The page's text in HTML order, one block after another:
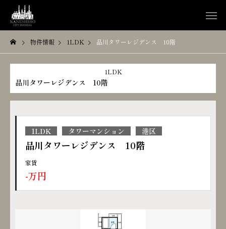
物件情報 1LDK 品川タワーレジデンス 10階
1LDK
品川タワーレジデンス 10階
1LDK タワーマンション 港区
品川タワーレジデンス 10階
家賃
-万円